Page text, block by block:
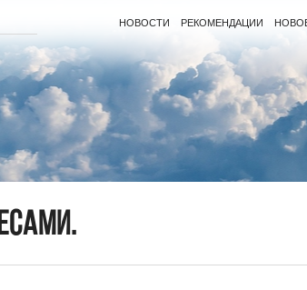
НОВОСТИ РЕКОМЕНДАЦИИ